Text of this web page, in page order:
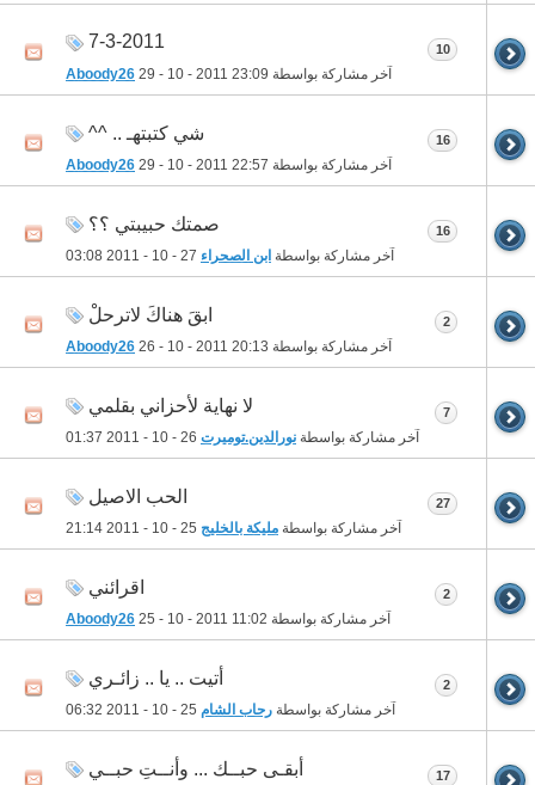
7-3-2011
آخر مشاركة بواسطة Aboody26 29 - 10 - 2011 23:09
10
شي كتبتهـ .. ^^
آخر مشاركة بواسطة Aboody26 29 - 10 - 2011 22:57
16
صمتك حبيبتي ؟؟
آخر مشاركة بواسطة ابن الصحراء 03:08
16
ابقَ هناكَ لاترحلْ
آخر مشاركة بواسطة Aboody26 26 - 10 - 2011 20:13
2
لا نهاية لأحزاني بقلمي
آخر مشاركة بواسطة نورالدين.توميرت 01:37
7
الحب الاصيل
آخر مشاركة بواسطة مليكة بالخليج 21:14
27
اقرائني
آخر مشاركة بواسطة Aboody26 25 - 10 - 2011 11:02
2
أتيت .. يا .. زائـري
آخر مشاركة بواسطة رحاب الشام 06:32
2
أبقـى حبــك ... وأنــتِ حبــي 17